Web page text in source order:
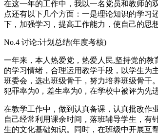
在这一年的工作中，我以一名党员和教师的
点还有以下几个方面：一是理论知识的学习
下，加强学习，提高工作能力，使自己的思
No.4 讨论:计划总结(年度考核)
一年来，本人热爱党，热爱人民,坚持党的
的学习情绪，合理运用教学手段，以学生为
班委会，选出班级骨干，努力培养班级骨干
犯罪率为0，差生率为0，在学校中被评为先
在教学工作中，做到认真备课，认真批改作
自己经常利用课余时间，落班辅导学生，有
生的文化基础知识。同时，在班级中开展互